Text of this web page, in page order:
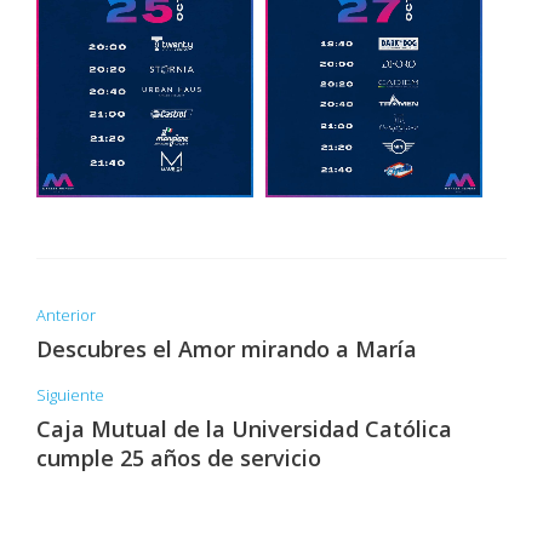
Anterior
Descubres el Amor mirando a María
Siguiente
Caja Mutual de la Universidad Católica
cumple 25 años de servicio